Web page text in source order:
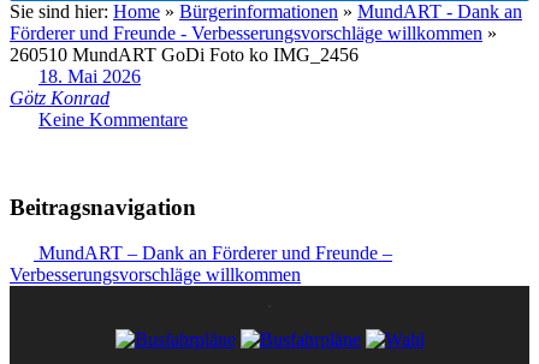
Sie sind hier: Home » Bürgerinformationen » MundART - Dank an
Förderer und Freunde - Verbesserungsvorschläge willkommen »
260510 MundART GoDi Foto ko IMG_2456
18. Mai 2026
Götz Konrad
Keine Kommentare
Beitragsnavigation
MundART – Dank an Förderer und Freunde –
Verbesserungsvorschläge willkommen